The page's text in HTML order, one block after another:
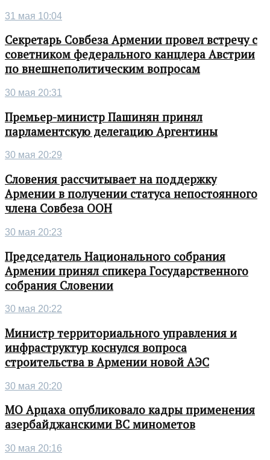
31 мая 10:04
Секретарь Совбеза Армении провел встречу с
советником федерального канцлера Австрии
по внешнеполитическим вопросам
30 мая 20:31
Премьер-министр Пашинян принял
парламентскую делегацию Аргентины
30 мая 20:29
Словения рассчитывает на поддержку
Армении в получении статуса непостоянного
члена Совбеза ООН
30 мая 20:23
Председатель Национального собрания
Армении принял спикера Государственного
собрания Словении
30 мая 20:22
Министр территориального управления и
инфраструктур коснулся вопроса
строительства в Армении новой АЭС
30 мая 20:20
МО Арцаха опубликовало кадры применения
азербайджанскими ВС минометов
30 мая 20:16